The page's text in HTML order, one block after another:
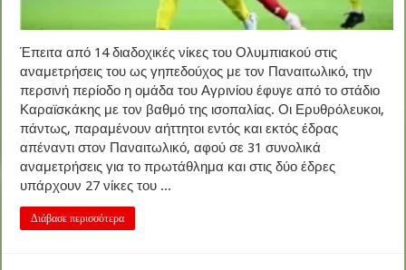
Έπειτα από 14 διαδοχικές νίκες του Ολυμπιακού στις
αναμετρήσεις του ως γηπεδούχος με τον Παναιτωλικό, την
περσινή περίοδο η ομάδα του Αγρινίου έφυγε από το στάδιο
Καραϊσκάκης με τον βαθμό της ισοπαλίας. Οι Ερυθρόλευκοι,
πάντως, παραμένουν αήττητοι εντός και εκτός έδρας
απέναντι στον Παναιτωλικό, αφού σε 31 συνολικά
αναμετρήσεις για το πρωτάθλημα και στις δύο έδρες
υπάρχουν 27 νίκες του ...
Διάβασε περισσότερα